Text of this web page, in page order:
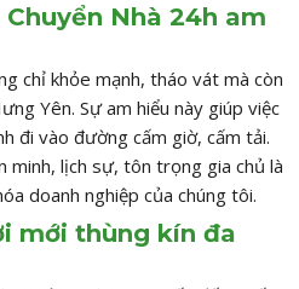
Nhà 24h am
chỉ khỏe mạnh, tháo vát mà còn
Yên. Sự am hiểu này giúp việc
đi vào đường cấm giờ, cấm tải.
minh, lịch sự, tôn trọng gia chủ là
doanh nghiệp của chúng tôi.
mới thùng kín đa